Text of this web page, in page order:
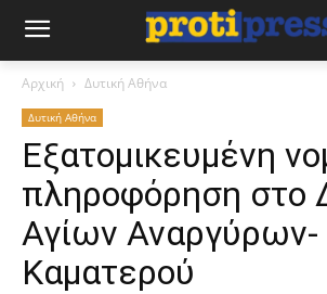
Αρχική Δυτική Αθήνα
Δυτική Αθήνα
Εξατομικευμένη
πληροφόρηση στο
Αγίων Αναργύρων-
Καματερού